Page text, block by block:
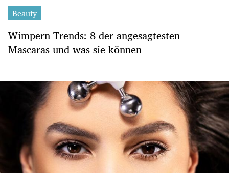
Beauty
Wimpern-Trends: 8 der angesagtesten
Mascaras und was sie können